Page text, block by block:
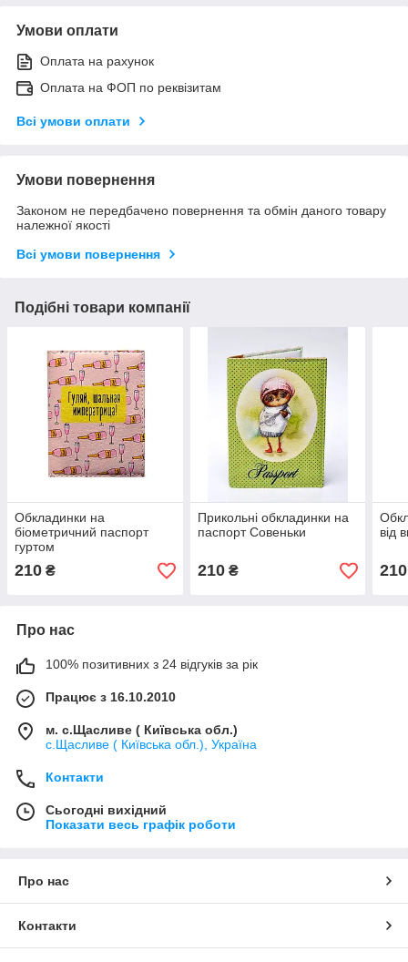
Умови оплати
Оплата на рахунок
Оплата на ФОП по реквізитам
Всі умови оплати
Умови повернення
Законом не передбачено повернення та обмін даного товару
належної якості
Всі умови повернення
Подібні товари компанії
Обкладинки на
біометричний паспорт
гуртом
210 ₴
Прикольні обкладинки на
паспорт Совеньки
210₴
від
210
Про нас
100% позитивних з 24 відгуків за рік
Працює з 16.10.2010
м. с.Щасливе ( Київська обл.)
с.Щасливе ( Київська обл.), Україна
Контакти
Сьогодні вихідний
Показати весь графік роботи
Про нас
Контакти